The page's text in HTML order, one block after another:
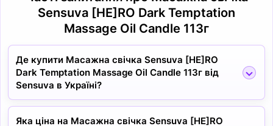
Sensuva [HE]RO Dark Temptation
Massage Oil Candle 113г
Де купити Масажна свічка Sensuva [HE]RO
Dark Temptation Massage Oil Candle 113г від
Sensuva в Україні?
Яка ціна на Масажна свічка Sensuva [HE]RO